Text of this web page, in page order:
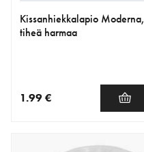
Kissanhiekkalapio Moderna,
tiheä harmaa
1.99 €